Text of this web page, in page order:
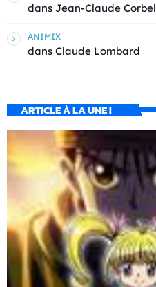
dans Jean-Claude Corbel
ANIMIX
dans Claude Lombard
ARTICLE À LA UNE !